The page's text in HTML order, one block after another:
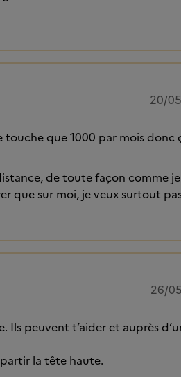
20/
touche que 1000 par mois donc
de toute façon comme
que sur moi, je veux surtout
26/
Ils peuvent t’aider et auprès
la tête haute.